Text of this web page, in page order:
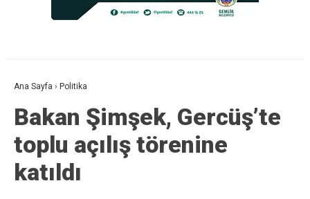
Ana Sayfa › Politika
Bakan Şimşek, Gercüş’te
toplu açılış törenine
katıldı